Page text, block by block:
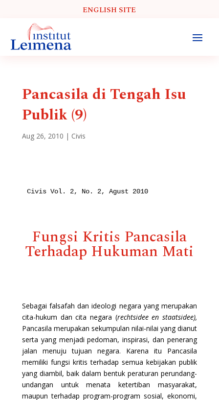
ENGLISH SITE
Pancasila di Tengah Isu
Publik (9)
Aug 26, 2010 | Civis
Civis Vol. 2, No. 2, Agust 2010
Fungsi Kritis Pancasila
Terhadap Hukuman Mati
Sebagai falsafah dan ideologi negara yang merupakan
cita-hukum dan cita negara (rechtsidee en staatsidee),
Pancasila merupakan sekumpulan nilai-nilai yang dianut
serta yang menjadi pedoman, inspirasi, dan penerang
jalan menuju tujuan negara. Karena itu Pancasila
memiliki fungsi kritis terhadap semua kebijakan publik
yang diambil, baik dalam bentuk peraturan perundang-
undangan untuk menata ketertiban masyarakat,
maupun terhadap program-program sosial, ekonomi,